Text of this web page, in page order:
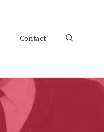
Contact